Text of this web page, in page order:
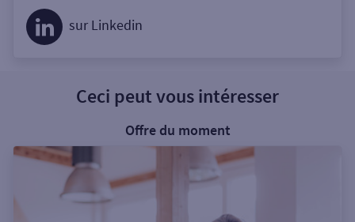
sur Linkedin
Ceci peut vous intéresser
Offre du moment